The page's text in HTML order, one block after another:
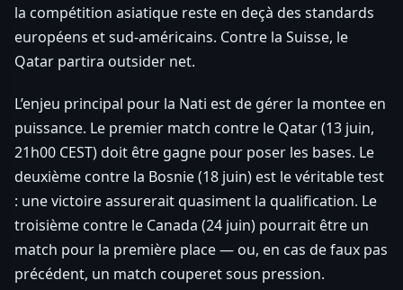
la compétition asiatique reste en deçà des standards
européens et sud-américains. Contre la Suisse, le
Qatar partira outsider net.
L’enjeu principal pour la Nati est de gérer la montee en
puissance. Le premier match contre le Qatar (13 juin,
21h00 CEST) doit être gagne pour poser les bases. Le
deuxième contre la Bosnie (18 juin) est le véritable test
: une victoire assurerait quasiment la qualification. Le
troisième contre le Canada (24 juin) pourrait être un
match pour la première place — ou, en cas de faux pas
précédent, un match couperet sous pression.